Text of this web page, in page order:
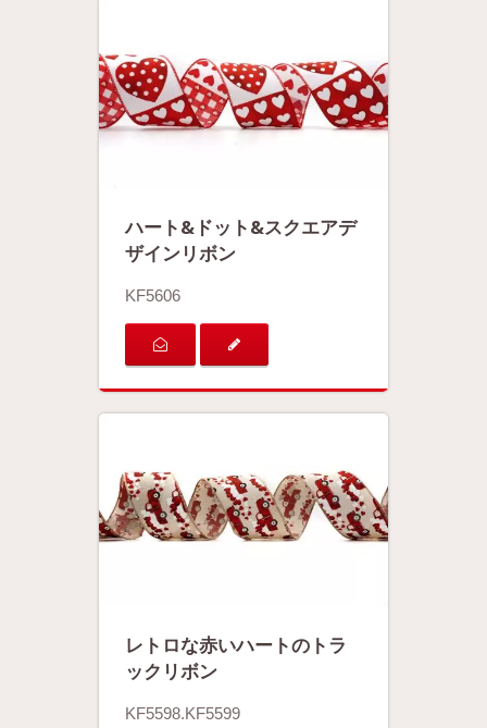
ハート&ドット&スクエアデ
ザインリボン
KF5606
レトロな赤いハートのトラ
ックリボン
KF5598.KF5599